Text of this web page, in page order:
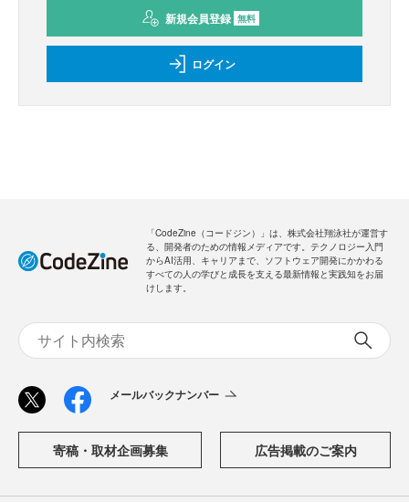
新規会員登録 無料
ログイン
「CodeZine（コードジン）」は、株式会社翔泳社が運営す
る、開発者のための情報メディアです。テクノロジー入門
からAI活用、キャリアまで、ソフトウェア開発にかかわる
すべての人の学びと成長を支える最新情報と実践知をお届
けします。
メールバックナンバー
寄稿・取材企画募集 広告掲載のご案内